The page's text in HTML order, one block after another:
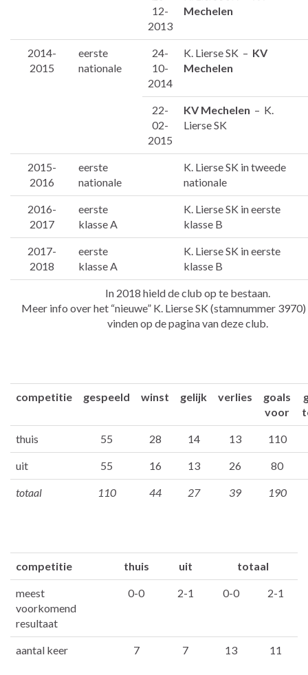
12-
2013
Mechelen
2014-
2015
eerste
nationale
24-
10-
2014
K. Lierse SK – KV
Mechelen
22-
02-
2015
KV Mechelen – K.
Lierse SK
2015-
2016
eerste
nationale
K. Lierse SK in tweede
nationale
2016-
2017
eerste
klasse A
K. Lierse SK in eerste
klasse B
2017-
2018
eerste
klasse A
K. Lierse SK in eerste
klasse B
In 2018 hield de club op te bestaan.
Meer info over het “nieuwe” K. Lierse SK (stamnummer
vinden op de pagina van deze club.
competitie gespeeld winst gelijk verlies
goals
voor
thuis 55 28 14 13 110
uit 55 16 13 26 80
totaal 110 44 27 39 190
competitie thuis uit totaal
meest
voorkomend
resultaat
0-0 2-1 0-0 2-1
aantal keer 7 7 13 11